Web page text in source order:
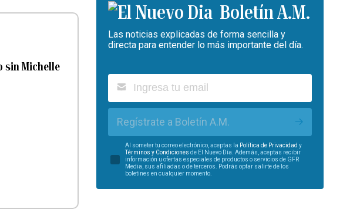
sin Michelle
Boletín A.M.
Las noticias explicadas de forma sencilla y
directa para entender lo más importante del día.
Regístrate a Boletín A.M.
Al someter tu correo electrónico, aceptas la Política de Privacidad y
Términos y Condiciones de El Nuevo Día. Además, aceptas recibir
información u ofertas especiales de productos o servicios de GFR
Media, sus afiliadas o de terceros. Podrás optar salirte de los
boletines en cualquier momento.